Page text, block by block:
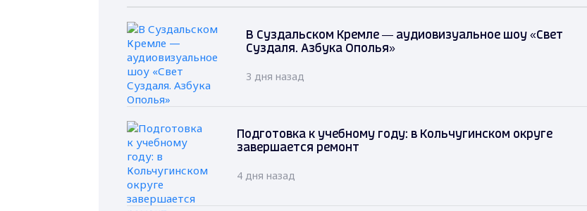
В Суздальском Кремле — аудиовизуальное шоу «Свет
Суздаля. Азбука Ополья»
3 дня назад
Подготовка к учебному году: в Кольчугинском округе
завершается ремонт
4 дня назад